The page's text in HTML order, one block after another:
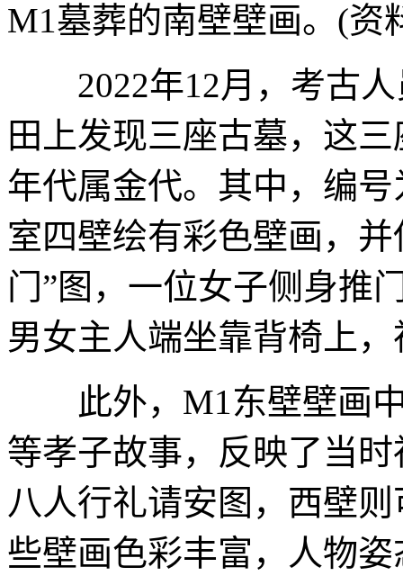
M1墓葬的南壁壁画。(资
2022年12月，考古人
田上发现三座古墓，这
年代属金代。其中，编
室四壁绘有彩色壁画，
门”图，一位女子侧身推
男女主人端坐靠背椅上
此外，M1东壁壁画中
等孝子故事，反映了当
八人行礼请安图，西壁
些壁画色彩丰富，人物